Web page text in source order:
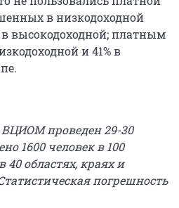
в низкодоходной
в высокодоходной; платным
и 41% в
ВЦИОМ проведен 29-30
1600 человек в 100
40 областях, краях и
погрешность